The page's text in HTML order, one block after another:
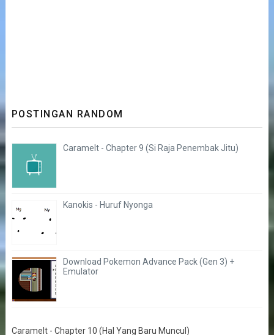
POSTINGAN RANDOM
Caramelt - Chapter 9 (Si Raja Penembak Jitu)
Kanokis - Huruf Nyonga
Download Pokemon Advance Pack (Gen 3) +
Emulator
Caramelt - Chapter 10 (Hal Yang Baru Muncul)